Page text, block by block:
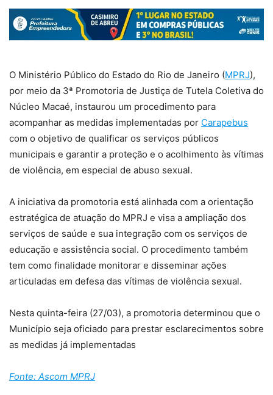
O Ministério Público do Estado do Rio de Janeiro (MPRJ),
por meio da 3ª Promotoria de Justiça de Tutela Coletiva do
Núcleo Macaé, instaurou um procedimento para
acompanhar as medidas implementadas por Carapebus
com o objetivo de qualificar os serviços públicos
municipais e garantir a proteção e o acolhimento às vítimas
de violência, em especial de abuso sexual.
A iniciativa da promotoria está alinhada com a orientação
estratégica de atuação do MPRJ e visa a ampliação dos
serviços de saúde e sua integração com os serviços de
educação e assistência social. O procedimento também
tem como finalidade monitorar e disseminar ações
articuladas em defesa das vítimas de violência sexual.
Nesta quinta-feira (27/03), a promotoria determinou que o
Município seja oficiado para prestar esclarecimentos sobre
as medidas já implementadas
Fonte: Ascom MPRJ